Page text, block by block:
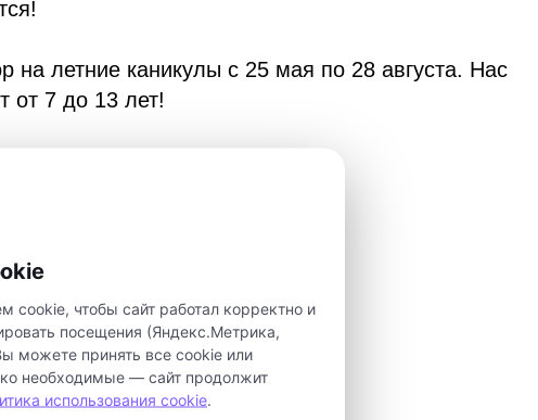
на летние каникулы с 25 мая по 28 августа. Нас
от 7 до 13 лет!
Дизайн, Нейросети
будущего
cookie, чтобы сайт работал корректно и
посещения (Яндекс.Метрика,
можете принять все cookie или
необходимые — сайт продолжит
использования cookie